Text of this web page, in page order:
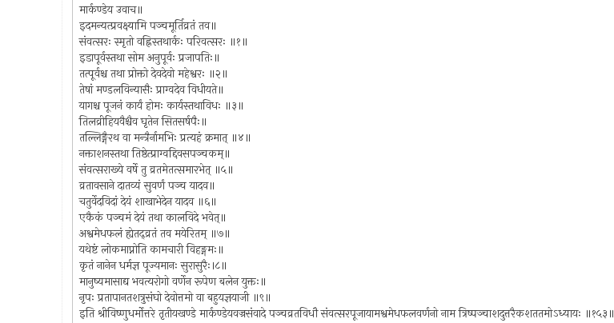
मार्कण्डेय उवाच॥
इदमन्यत्प्रवक्ष्यामि पञ्चमूर्तिव्रतं तव॥
संवत्सरः स्मृतो वह्निस्तथार्कः परिवत्सरः ॥१॥
इडापूर्वस्तथा सोम अनुपूर्वः प्रजापतिः॥
तत्पूर्वश्च तथा प्रोक्तो देवदेवो महेश्वरः ॥२॥
तेषां मण्डलविन्यासैः प्राग्वदेव विधीयते॥
यागश्च पूजनं कार्यं होमः कार्यस्तथाविधः ॥३॥
तिलव्रीहियवैश्चैव घृतेन सितसर्षपैः॥
तल्लिङ्गैरथ वा मन्त्रैर्नामभिः प्रत्यहं क्रमात् ॥४॥
नक्ताशनस्तथा तिष्ठेत्प्राग्वद्दिवसपञ्चकम्॥
संवत्सराख्ये वर्षे तु व्रतमेतत्समारभेत् ॥५॥
व्रतावसाने दातव्यं सुवर्णं पञ्च यादव॥
चतुर्वेदविदां देयं शाखाभेदेन यादव ॥६॥
एकैकं पञ्चमं देयं तथा कालविदे भवेत्॥
अश्वमेधफलं ह्येतद्व्रतं तव मयेरितम् ॥७॥
यथेष्टं लोकमाप्नोति कामचारी विहङ्गमः॥
कृतं नानेन धर्मज्ञ पूज्यमानः सुरासुरैः।८॥
मानुष्यमासाद्य भवत्यरोगो वर्णेन रूपेण बलेन युक्तः॥
नृपः प्रतापानतशत्रुसंघो देवोत्तमो वा बहुयज्ञयाजी ॥९॥
इति श्रीविष्णुधर्मोत्तरे तृतीयखण्डे मार्कण्डेयवज्रसंवादे पञ्चव्रतविधौ संवत्सरपूजायामश्वमेधफलवर्णनो नाम त्रिष्पञ्चाशदुत्तरैकशततमोऽध्यायः ॥१५३॥